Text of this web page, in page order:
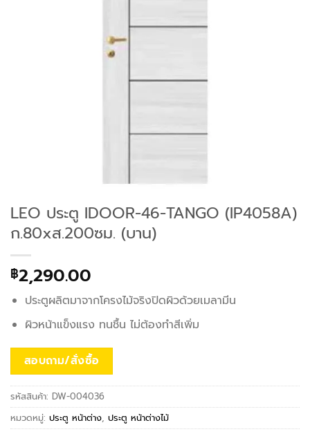
LEO ประตู IDOOR-46-TANGO (IP4058A)
ก.80xส.200ซม. (บาน)
฿2,290.00
ประตูผลิตมาจากโครงไม้จริงปิดผิวด้วยเมลามีน
ผิวหน้าแข็งแรง ทนชื้น ไม่ต้องทำสีเพิ่ม
สอบถาม/สั่งซื้อ
รหัสสินค้า: DW-004036
หมวดหมู่: ประตู หน้าต่าง, ประตู หน้าต่างไม้